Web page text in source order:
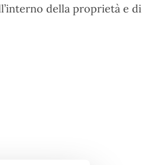
della proprietà e di